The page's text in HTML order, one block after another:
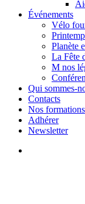
Événements
Vélo
Planète
La Fête
M nos
Qui sommes-
Contacts
Nos formations
Adhérer
Newsletter